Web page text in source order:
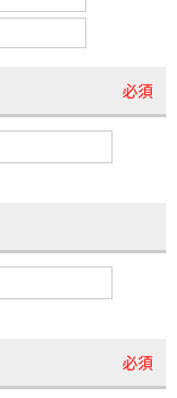
必須
必須